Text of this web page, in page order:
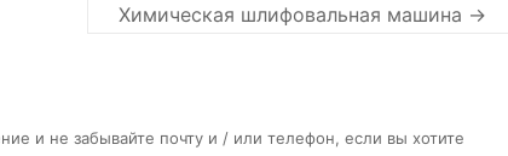
Химическая шлифовальная машина →
и не забывайте почту и / или телефон, если вы хотите